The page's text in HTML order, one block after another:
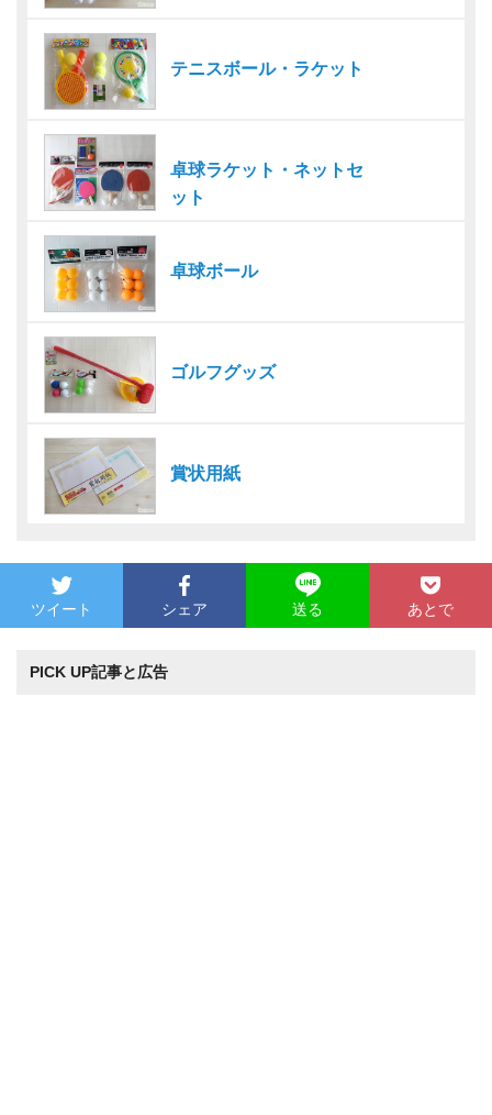
テニスボール・ラケット
卓球ラケット・ネットセ
ット
卓球ボール
ゴルフグッズ
賞状用紙
ツイート シェア 送る あとで
PICK UP記事と広告